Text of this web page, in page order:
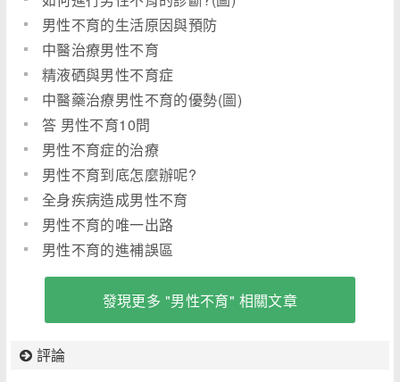
男性不育的生活原因與預防
中醫治療男性不育
精液硒與男性不育症
中醫藥治療男性不育的優勢(圖)
答 男性不育10問
男性不育症的治療
男性不育到底怎麼辦呢?
全身疾病造成男性不育
男性不育的唯一出路
男性不育的進補誤區
發現更多 "男性不育" 相關文章
評論